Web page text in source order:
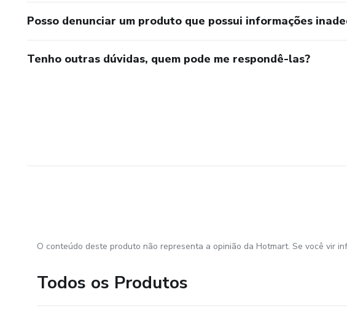
Posso denunciar um produto que possui informações
Tenho outras dúvidas, quem pode me respondê-las?
O conteúdo deste produto não representa a opinião da Hotmart. Se você vir
Todos os Produtos